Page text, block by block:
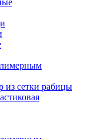
из сетки рабицы